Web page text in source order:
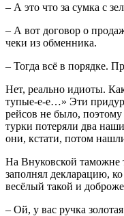
– А это что за сумка с
– А вот договор о
чеки из обменника.
– Тогда всё в порядке.
Нет, реально идиоты.
тупые-е-е…» Эти
рейсов не было,
турки потеряли два
они, кстати, потом
На Внуковской таможне
заполнял декларацию,
весёлый такой и
– Ой, у вас ручка